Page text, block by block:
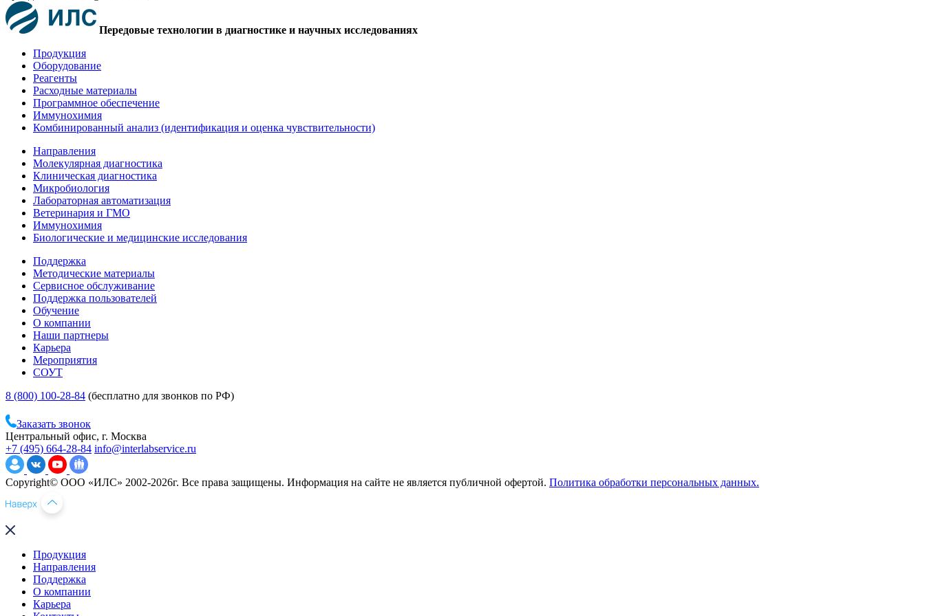
Передовые технологии в диагностике и научных исследованиях
Продукция
Оборудование
Реагенты
Расходные материалы
Программное обеспечение
Иммунохимия
Комбинированный анализ (идентификация и оценка чувствительности)
Направления
Молекулярная диагностика
Клиническая диагностика
Микробиология
Лабораторная автоматизация
Ветеринария и ГМО
Иммунохимия
Биологические и медицинские исследования
Поддержка
Методические материалы
Сервисное обслуживание
Поддержка пользователей
Обучение
О компании
Наши партнеры
Карьера
Мероприятия
СОУТ
8 (800) 100-28-84 (бесплатно для звонков по РФ)
Заказать звонок
Центральный офис, г. Москва
+7 (495) 664-28-84 info@interlabservice.ru
Copyright© ООО «ИЛС» 2002-2026г. Все права защищены. Информация на сайте не является публичной офертой. Политика обработки персональных данных.
Продукция
Направления
Поддержка
О компании
Карьера